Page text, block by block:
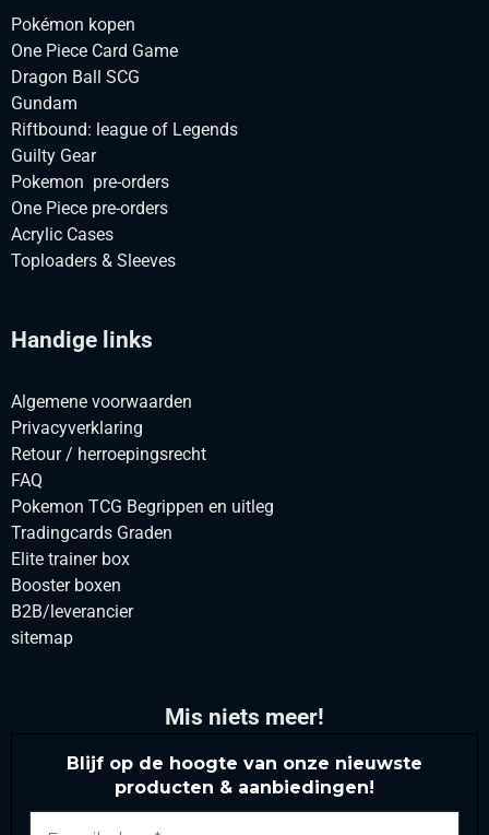
Pokémon kopen
One Piece Card Game
Dragon Ball SCG
Gundam
Riftbound: league of Legends
Guilty Gear
Pokemon pre-orders
One Piece pre-orders
Acrylic Cases
Toploaders & Sleeves
Handige links
Algemene voorwaarden
Privacyverklaring
Retour / herroepingsrecht
FAQ
Pokemon TCG Begrippen en uitleg
Tradingcards Graden
Elite trainer box
Booster boxen
B2B/leverancier
sitemap
Mis niets meer!
Blijf op de hoogte van onze nieuwste
producten & aanbiedingen!